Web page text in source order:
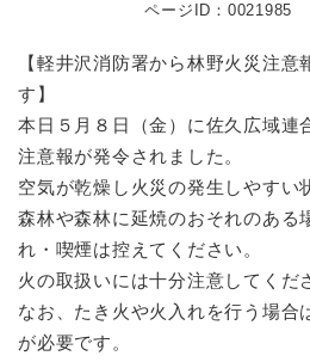
ページID：0021985
【軽井沢消防署から林野火災注意
す】
本日５月８日（金）に佐久広域連
注意報が発令されました。
空気が乾燥し火災の発生しやすい
森林や森林に延焼のおそれのある
れ・喫煙は控えてください。
火の取扱いには十分注意してくだ
なお、たき火や火入れを行う場合
が必要です。